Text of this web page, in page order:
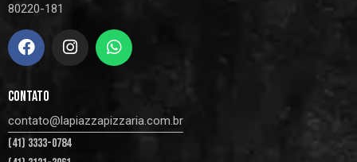
80220-181
CONTATO
contato@lapiazzapizzaria.com.br
(41) 3333-0784